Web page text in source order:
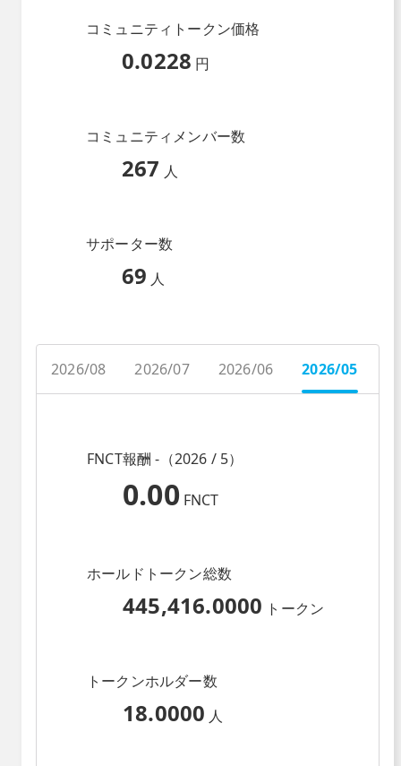
コミュニティトークン価格
0.0228 円
コミュニティメンバー数
267 人
サポーター数
69 人
2026/08 2026/07 2026/06 2026/05
FNCT報酬 -（2026 / 5）
0.00 FNCT
ホールドトークン総数
445,416.0000 トークン
トークンホルダー数
18.0000 人